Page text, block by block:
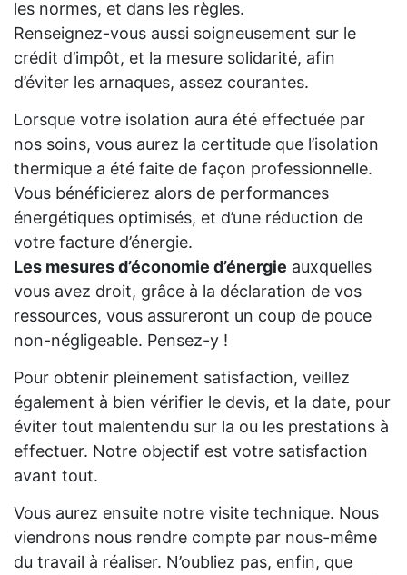
les normes, et dans les règles.
Renseignez-vous aussi soigneusement sur le
crédit d’impôt, et la mesure solidarité, afin
d’éviter les arnaques, assez courantes.
Lorsque votre isolation aura été effectuée par
nos soins, vous aurez la certitude que l’isolation
thermique a été faite de façon professionnelle.
Vous bénéficierez alors de performances
énergétiques optimisés, et d’une réduction de
votre facture d’énergie.
Les mesures d’économie d’énergie auxquelles
vous avez droit, grâce à la déclaration de vos
ressources, vous assureront un coup de pouce
non-négligeable. Pensez-y !
Pour obtenir pleinement satisfaction, veillez
également à bien vérifier le devis, et la date, pour
éviter tout malentendu sur la ou les prestations à
effectuer. Notre objectif est votre satisfaction
avant tout.
Vous aurez ensuite notre visite technique. Nous
viendrons nous rendre compte par nous-même
du travail à réaliser. N’oubliez pas, enfin, que